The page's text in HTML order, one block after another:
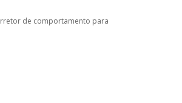
de comportamento para